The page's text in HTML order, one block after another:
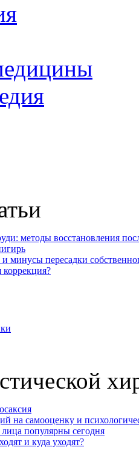
методы восстановления
пересадки
коррекция?
на самооценку и
популярны сегодня
и куда уходят?